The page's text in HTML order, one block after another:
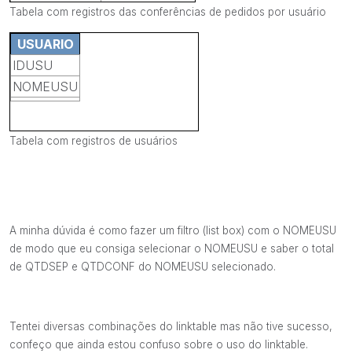
Tabela com registros das conferências de pedidos por usuário
USUARIO
IDUSU
NOMEUSU
Tabela com registros de usuários
A minha dúvida é como fazer um filtro (list box) com o NOMEUSU
de modo que eu consiga selecionar o NOMEUSU e saber o total
de QTDSEP e QTDCONF do NOMEUSU selecionado.
Tentei diversas combinações do linktable mas não tive sucesso,
confeço que ainda estou confuso sobre o uso do linktable.